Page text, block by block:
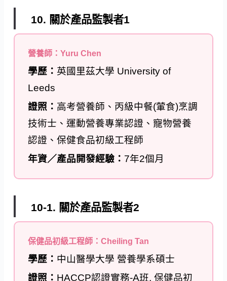
10. 關於產品監製者1
營養師：Yuru Chen
學歷：英國里茲大學 University of
Leeds
證照： 高考營養師、丙級中餐(葷食)烹調
技術士、運動營養專業認證、寵物營養
認證、保健食品初級工程師
年資／產品開發經驗： 7年2個月
10-1. 關於產品監製者2
保健品初級工程師：Cheiling Tan
學歷： 中山醫學大學 營養學系碩士
證照： HACCP認證實務-A班, 保健品初